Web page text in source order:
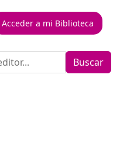
Acceder a mi Biblioteca
Buscar